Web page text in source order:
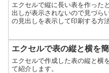
エクセルで縦に長い表を作った
出しが表示されないので見づら
の見出しを表示して印刷する方
エクセルで表の縦と横を
エクセルで作成した表の縦と横
て紹介します。